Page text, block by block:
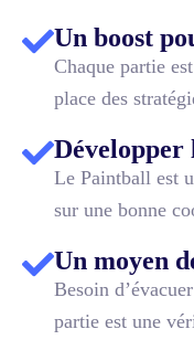
Un boost
Chaque partie
place des
Développer
Le Paintball est
sur une bonne
Un moyen
Besoin
partie est une